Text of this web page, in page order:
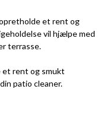
et rent og
vil hjælpe med
terrasse.
et rent og smukt
patio cleaner.